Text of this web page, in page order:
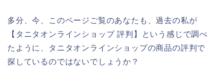
多分、今、このページご覧のあなたも、過去の私が
【タニタオンラインショップ 評判】という感じで調べ
たように、タニタオンラインショップの商品の評判で
探しているのではないでしょうか？